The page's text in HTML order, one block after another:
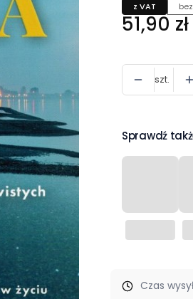
z VAT
Cena
51,90 zł
szt.
Sprawdź
Czas